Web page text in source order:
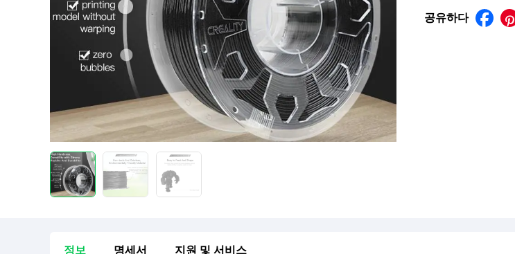
공유하다 
정보 명세서 지원 및 서비스